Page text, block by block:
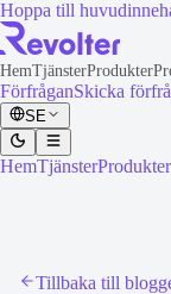
Hoppa till
HemTjänsterProdukter
FörfråganSkicka
SE
HemTjänsterProdukter
Tillbaka till